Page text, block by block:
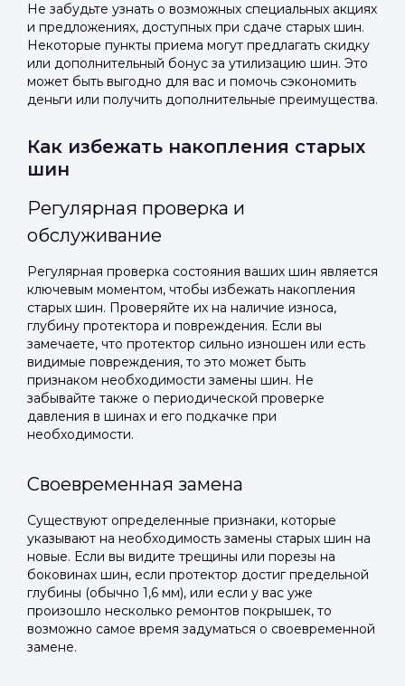
Не забудьте узнать о возможных специальных акциях
и предложениях, доступных при сдаче старых шин.
Некоторые пункты приема могут предлагать скидку
или дополнительный бонус за утилизацию шин. Это
может быть выгодно для вас и помочь сэкономить
деньги или получить дополнительные преимущества.
Как избежать накопления старых
шин
Регулярная проверка и
обслуживание
Регулярная проверка состояния ваших шин является
ключевым моментом, чтобы избежать накопления
старых шин. Проверяйте их на наличие износа,
глубину протектора и повреждения. Если вы
замечаете, что протектор сильно изношен или есть
видимые повреждения, то это может быть
признаком необходимости замены шин. Не
забывайте также о периодической проверке
давления в шинах и его подкачке при
необходимости.
Своевременная замена
Существуют определенные признаки, которые
указывают на необходимость замены старых шин на
новые. Если вы видите трещины или порезы на
боковинах шин, если протектор достиг предельной
глубины (обычно 1,6 мм), или если у вас уже
произошло несколько ремонтов покрышек, то
возможно самое время задуматься о своевременной
замене.